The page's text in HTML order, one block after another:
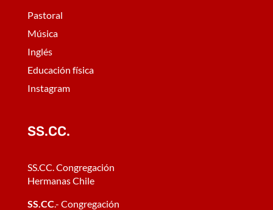
Pastoral
Música
Inglés
Educación física
Instagram
SS.CC.
SS.CC. Congregación
Hermanas Chile
SS.CC.- Congregación